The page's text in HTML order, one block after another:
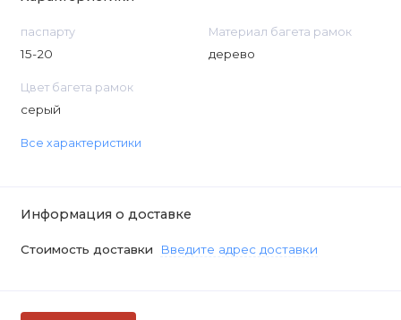
паспарту
15-20
Материал багета рамок
дерево
Цвет багета рамок
серый
Все характеристики
Информация о доставке
Стоимость доставки Введите адрес доставки